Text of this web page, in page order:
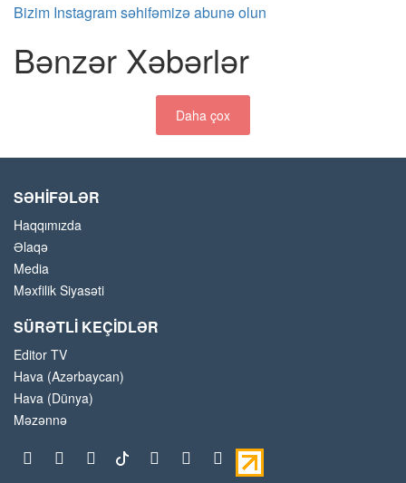
Bizim Instagram səhifəmizə abunə olun
Bənzər Xəbərlər
Daha çox
SƏHİFƏLƏR
Haqqımızda
Əlaqə
Media
Məxfilik Siyasəti
SÜRƏTLİ KEÇİDLƏR
Editor TV
Hava (Azərbaycan)
Hava (Dünya)
Məzənnə